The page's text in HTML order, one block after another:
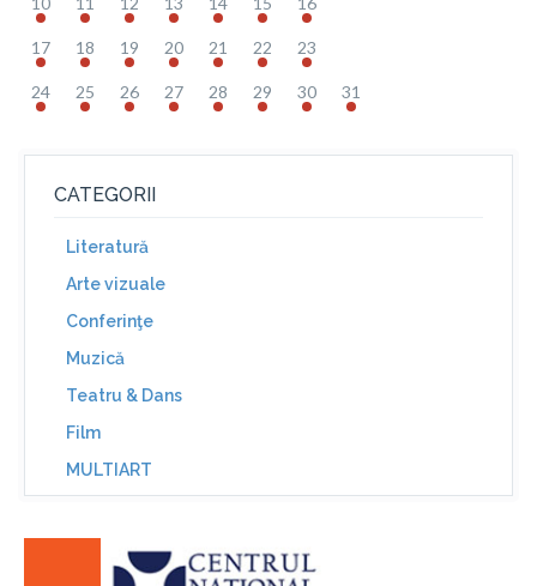
17 18 19 20 21 22 23
24 25 26 27 28 29 30 31
CATEGORII
Literatură
Arte vizuale
Conferinţe
Muzică
Teatru & Dans
Film
MULTIART